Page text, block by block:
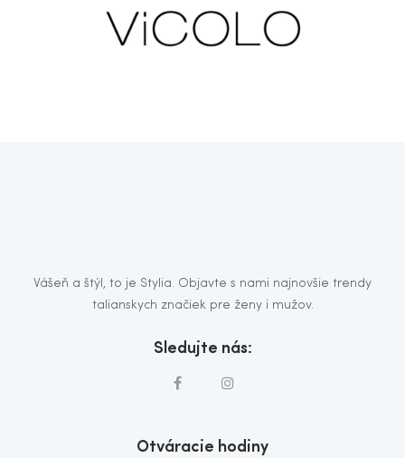
Vášeň a štýl, to je Stylia. Objavte s nami najnovšie trendy
talianskych značiek pre ženy i mužov.
Sledujte nás:
Otváracie hodiny